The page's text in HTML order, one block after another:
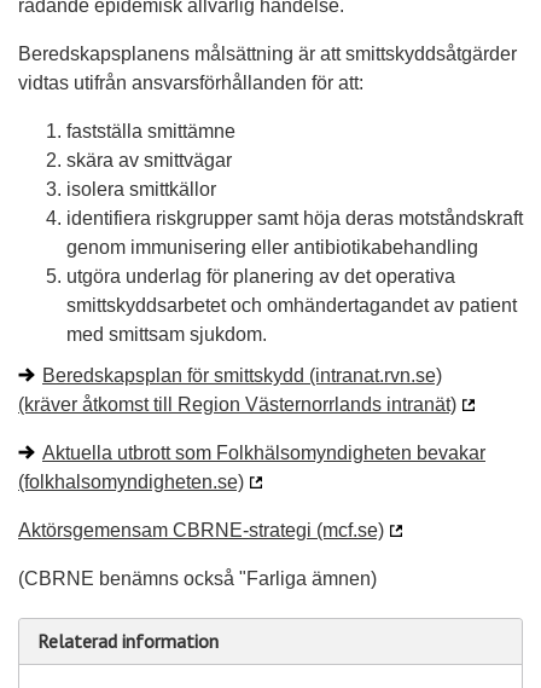
rådande epidemisk allvarlig händelse.
Beredskapsplanens målsättning är att smittskyddsåtgärder
vidtas utifrån ansvarsförhållanden för att:
fastställa smittämne
skära av smittvägar
isolera smittkällor
identifiera riskgrupper samt höja deras motståndskraft
genom immunisering eller antibiotikabehandling
utgöra underlag för planering av det operativa
smittskyddsarbetet och omhändertagandet av patient
med smittsam sjukdom.
Beredskapsplan för smittskydd (intranat.rvn.se)
(kräver åtkomst till Region Västernorrlands intranät)
Aktuella utbrott som Folkhälsomyndigheten bevakar
(folkhalsomyndigheten.se)
Aktörsgemensam CBRNE-strategi (mcf.se)
(CBRNE benämns också "Farliga ämnen)
Relaterad information